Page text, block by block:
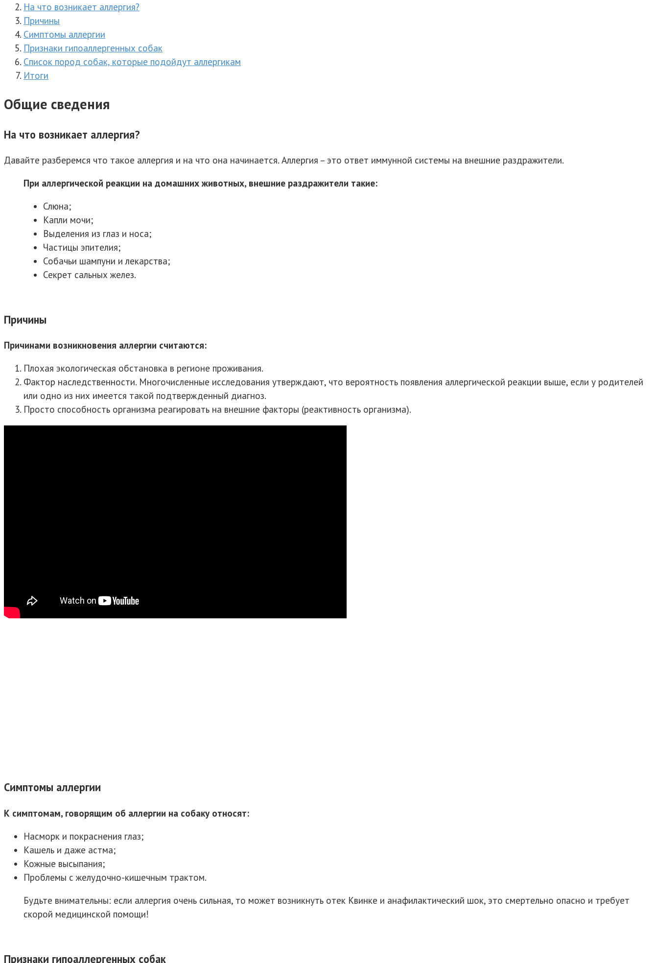
На что возникает аллергия?
Причины
Симптомы аллергии
Признаки гипоаллергенных собак
Список пород собак, которые подойдут аллергикам
Итоги
Общие сведения
На что возникает аллергия?
Давайте разберемся что такое аллергия и на что она начинается. Аллергия – это ответ иммунной системы на внешние раздражители.
При аллергической реакции на домашних животных, внешние раздражители такие:
Слюна;
Капли мочи;
Выделения из глаз и носа;
Частицы эпителия;
Собачьи шампуни и лекарства;
Секрет сальных желез.
Причины
Причинами возникновения аллергии считаются:
Плохая экологическая обстановка в регионе проживания.
Фактор наследственности. Многочисленные исследования утверждают, что вероятность появления аллергической реакции выше, если у родителей
или одно из них имеется такой подтвержденный диагноз.
Просто способность организма реагировать на внешние факторы (реактивность организма).
Симптомы аллергии
К симптомам, говорящим об аллергии на собаку относят:
Насморк и покраснения глаз;
Кашель и даже астма;
Кожные высыпания;
Проблемы с желудочно-кишечным трактом.
Будьте внимательны: если аллергия очень сильная, то может возникнуть отек Квинке и анафилактический шок, это смертельно опасно и требует
скорой медицинской помощи!
Признаки гипоаллергенных собак